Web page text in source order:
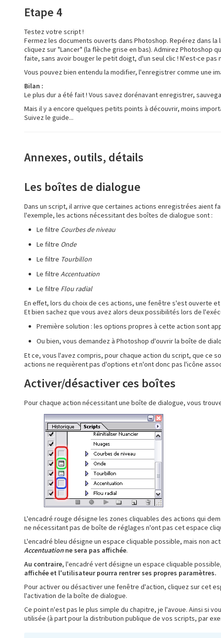
Etape 4
Testez votre script !
Fermez les documents ouverts dans Photoshop. Repérez dans
cliquez sur "Lancer" (la flèche grise en bas). Admirez Photoshop
faite, sans avoir bouger le petit doigt, d'un seul clic ! N'est-ce pas
Vous pouvez bien entendu la modifier, l'enregistrer comme une
Bilan :
Le plus dur a été fait ! Vous savez dorénavant enregistrer,
Mais il y a encore quelques petits points à découvrir, moins
Suivez le guide...
Annexes, outils, détails
Les boîtes de dialogue
Dans un script, il arrive que certaines actions enregistrées aient
l'exemple, les actions nécessitant des boîtes de dialogue sont :
Le filtre Courbes de niveau
Le filtre Onde
Le filtre Tourbillon
Le filtre Accentuation
Le filtre Flou radial
En effet, lors du choix de ces actions, une fenêtre s'est ouverte et
Et bien sachez que vous avez alors deux possibilités lors de
Première solution : les options propres à cette action sont
Ou bien, vous demandez à Photoshop d'ouvrir la boîte de
Et ce, vous l'avez compris, pour chaque action du script, que ce
actions ne requièrent pas d'options et n'ont donc pas l'icône
Activer/désactiver ces boîtes
Pour chaque action nécessitant une boîte de dialogue, vous
L'encadré rouge désigne les zones cliquables des actions qui
ne nécessitant pas de boîte de réglages n'ont pas cet espace
L'encadré bleu désigne un espace cliquable possible, mais non
Accentuation ne sera pas affichée.
Au contraire, l'encadré vert désigne un espace cliquable
affichée et l'utilisateur pourra rentrer ses propres paramètres.
Pour activer ou désactiver une fenêtre d'action, cliquez sur cet
l'activation de la boîte de dialogue.
Ce point n'est pas le plus simple du chapitre, je l'avoue. Ainsi si
utilisée (à part pour la distribution publique de vos scripts, par